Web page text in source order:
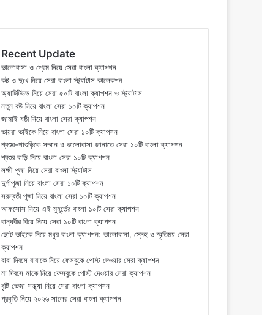
Recent Update
ভালোবাসা ও প্রেম নিয়ে সেরা বাংলা ক্যাপশন
কষ্ট ও দুঃখ নিয়ে সেরা বাংলা স্ট্যাটাস কালেকশন
অ্যাটিটিউড নিয়ে সেরা ৫০টি বাংলা ক্যাপশন ও স্ট্যাটাস
নতুন বউ নিয়ে বাংলা সেরা ১০টি ক্যাপশন
জামাই ষষ্ঠী নিয়ে বাংলা সেরা ক্যাপশন
ভায়রা ভাইকে নিয়ে বাংলা সেরা ১০টি ক্যাপশন
শ্বশুর-শাশুড়িকে সম্মান ও ভালোবাসা জানাতে সেরা ১০টি বাংলা ক্যাপশন
শ্বশুর বাড়ি নিয়ে বাংলা সেরা ১০টি ক্যাপশন
লক্ষ্মী পূজা নিয়ে সেরা বাংলা স্ট্যাটাস
দুর্গাপূজা নিয়ে বাংলা সেরা ১০টি ক্যাপশন
সরস্বতী পূজা নিয়ে বাংলা সেরা ১০টি ক্যাপশন
আফসোস নিয়ে এই মুহূর্তের বাংলা ১০টি সেরা ক্যাপশন
বান্ধবীর বিয়ে নিয়ে সেরা ১০টি বাংলা ক্যাপশন
ছোট ভাইকে নিয়ে মধুর বাংলা ক্যাপশন: ভালোবাসা, স্নেহ ও স্মৃতিময় সেরা
ক্যাপশন
বাবা দিবসে বাবাকে নিয়ে ফেসবুকে পোস্ট দেওয়ার সেরা ক্যাপশন
মা দিবসে মাকে নিয়ে ফেসবুকে পোস্ট দেওয়ার সেরা ক্যাপশন
বৃষ্টি ভেজা সন্ধ্যা নিয়ে সেরা বাংলা ক্যাপশন
প্রকৃতি নিয়ে ২০২৬ সালের সেরা বাংলা ক্যাপশন